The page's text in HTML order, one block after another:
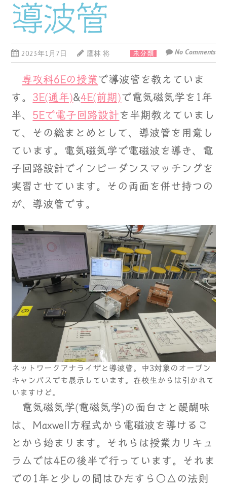
導波管
2023年1月7日 鷹林 将 未分類 No Comments
専攻科6Eの授業で導波管を教えていま
す。 3E(通年)&4E(前期)で電気磁気学を1年
半、 5Eで電子回路設計 を半期教えていまし
て、その総まとめとして、導波管を用意し
ています。電気磁気学で電磁波を導き、電
子回路設計でインピーダンスマッチングを
実習させています。その両面を併せ持つの
が、導波管です。
ネットワークアナライザと導波管。中3対象のオープン
キャンパスでも展示しています。在校生からは引かれて
いますけど。
電気磁気学(電磁気学)の面白さと醍醐味
は、Maxwell方程式から電磁波を導けるこ
とから始まります。それらは授業カリキュ
ラムでは4Eの後半で行っています。それま
での1年と少しの間はひたすら○△の法則